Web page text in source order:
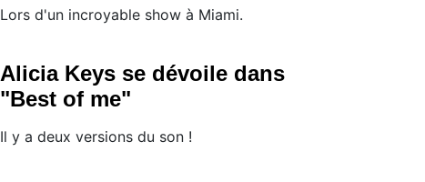
Lors d'un incroyable show à Miami.
Alicia Keys se dévoile dans
"Best of me"
Il y a deux versions du son !